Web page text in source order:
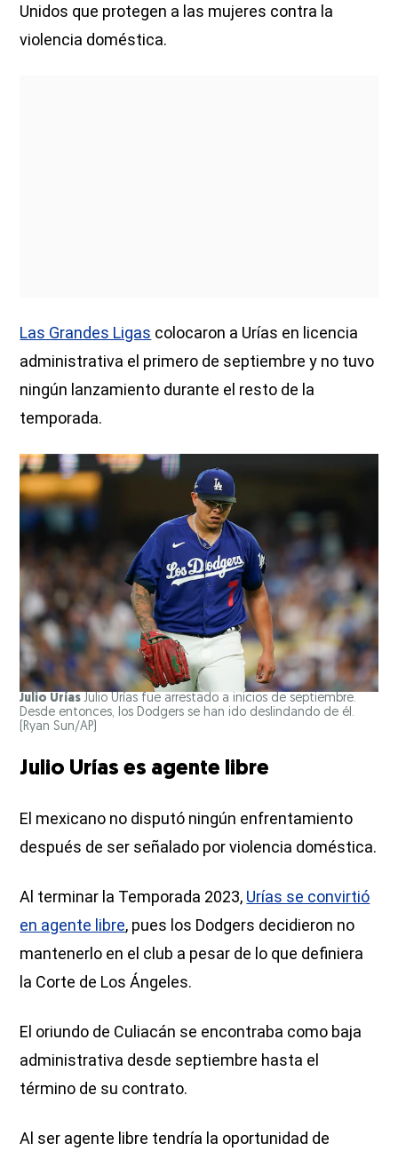
Unidos que protegen a las mujeres contra la
violencia doméstica.
Las Grandes Ligas colocaron a Urías en licencia
administrativa el primero de septiembre y no tuvo
ningún lanzamiento durante el resto de la
temporada.
Julio UríasJulio Urías fue arrestado a inicios de septiembre.
Desde entonces, los Dodgers se han ido deslindando de él.
(Ryan Sun/AP)
Julio Urías es agente libre
El mexicano no disputó ningún enfrentamiento
después de ser señalado por violencia doméstica.
Al terminar la Temporada 2023, Urías se convirtió
en agente libre, pues los Dodgers decidieron no
mantenerlo en el club a pesar de lo que definiera
la Corte de Los Ángeles.
El oriundo de Culiacán se encontraba como baja
administrativa desde septiembre hasta el
término de su contrato.
Al ser agente libre tendría la oportunidad de